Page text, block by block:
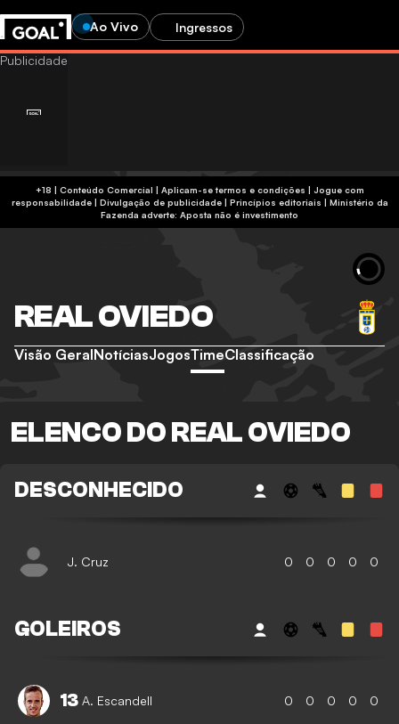
Ao Vivo Ingressos
+18 | Conteúdo Comercial | Aplicam-se termos e condições | Jogue com
responsabilidade| Divulgação de publicidade| Princípios editoriais | Ministério da
Fazenda adverte: Aposta não é investimento
REAL OVIEDO
Visão GeralNotíciasJogosTimeClassificação
ELENCO DO REAL OVIEDO
DESCONHECIDO
J. Cruz 0 0 0 0 0
GOLEIROS
13 A. Escandell 0 0 0 0 0